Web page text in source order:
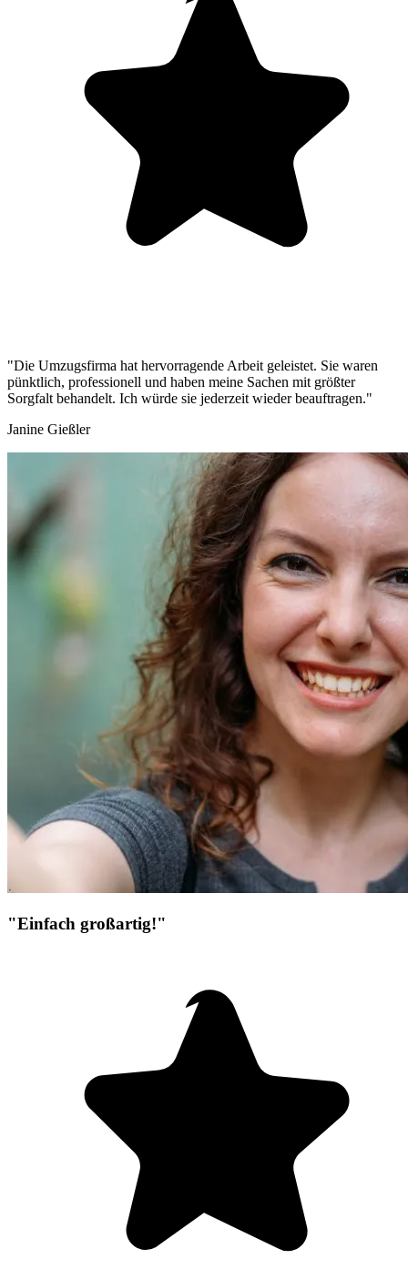
"Die Umzugsfirma hat hervorragende Arbeit geleistet. Sie waren
pünktlich, professionell und haben meine Sachen mit größter
Sorgfalt behandelt. Ich würde sie jederzeit wieder beauftragen."
Janine Gießler
"Einfach großartig!"